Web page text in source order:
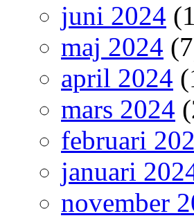
juni 2024
maj 2024
april 2024
mars 2024
februari
januari
november